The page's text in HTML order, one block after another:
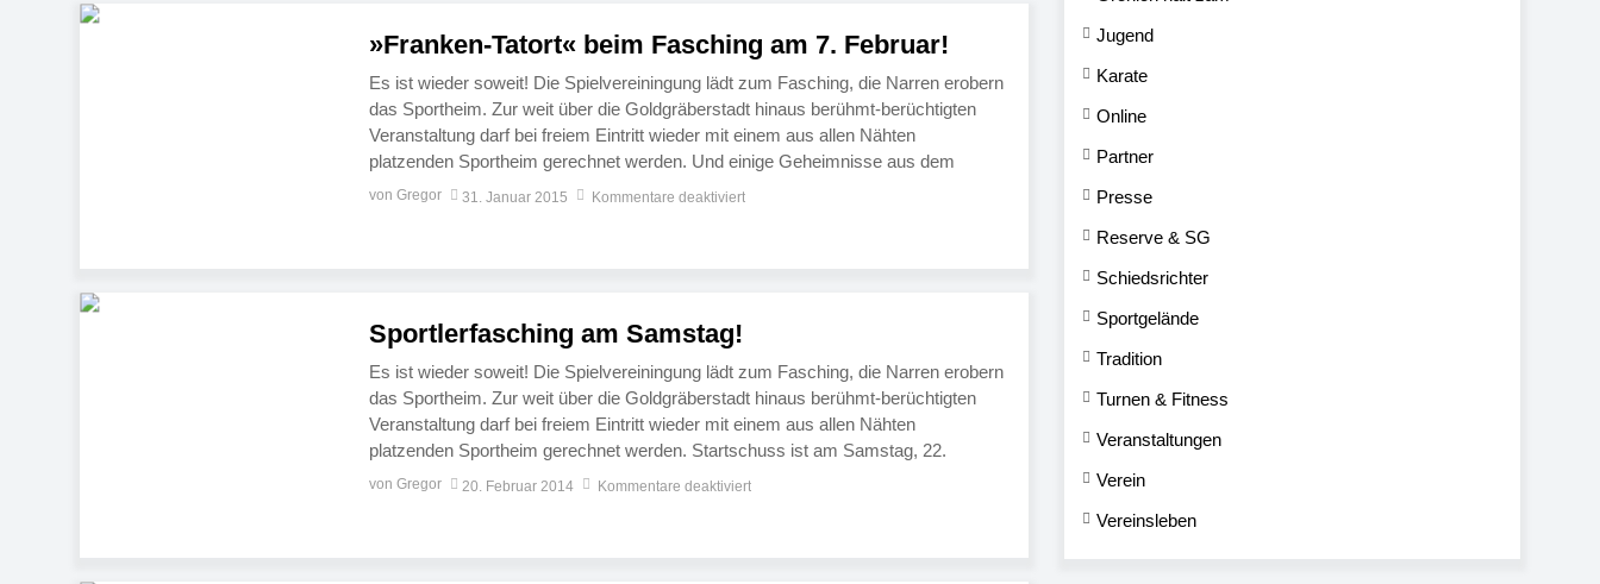
»Franken-Tatort« beim Fasching am 7. Februar!
Es ist wieder soweit! Die Spielvereiningung lädt zum Fasching, die Narren erobern
das Sportheim. Zur weit über die Goldgräberstadt hinaus berühmt-berüchtigten
Veranstaltung darf bei freiem Eintritt wieder mit einem aus allen Nähten
platzenden Sportheim gerechnet werden. Und einige Geheimnisse aus dem
Programm sind bereits an die Öffentlichkeit gelangt… Startschuss für die
von Gregor 31. Januar 2015 Kommentare deaktiviert
Sportlerfasching am Samstag!
Es ist wieder soweit! Die Spielvereiningung lädt zum Fasching, die Narren erobern
das Sportheim. Zur weit über die Goldgräberstadt hinaus berühmt-berüchtigten
Veranstaltung darf bei freiem Eintritt wieder mit einem aus allen Nähten
platzenden Sportheim gerechnet werden. Startschuss ist am Samstag, 22.
Februar 2014, ab 20:01 Uhr. Geboten wird neben den Auftritten internationaler
von Gregor 20. Februar 2014 Kommentare deaktiviert
Jugend
Karate
Online
Partner
Presse
Reserve & SG
Schiedsrichter
Sportgelände
Tradition
Turnen & Fitness
Veranstaltungen
Verein
Vereinsleben